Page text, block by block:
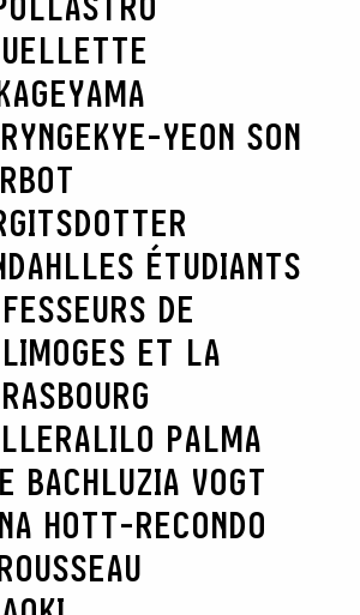
KYE-YEON SON
LES ÉTUDIANTS
DE
ET LA
LILO PALMA
BACHLUZIA VOGT
HOTT-RECONDO